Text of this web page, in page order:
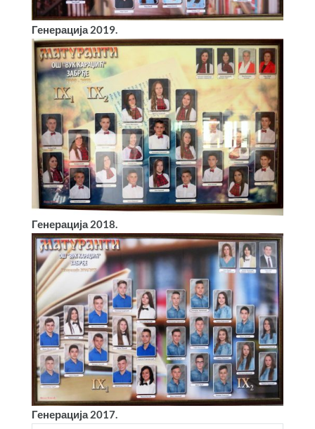
Генерација 2019.
Генерација 2018.
Генерација 2017.